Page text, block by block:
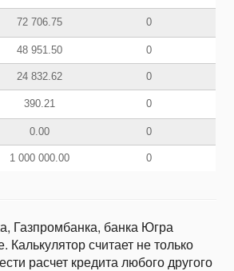
72 706.75 0
48 951.50 0
24 832.62 0
390.21 0
0.00 0
1 000 000.00 0
Газпромбанка, банка Югра
считает не только
расчет кредита любого другого